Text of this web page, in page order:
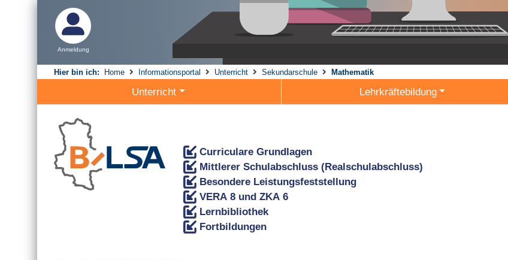
Anmeldung
Hier bin ich: Home Informationsportal Unterricht Sekundarschule Mathematik
Unterricht Lehrkräftebildung
Curriculare Grundlagen
Mittlerer Schulabschluss (Realschulabschluss)
Besondere Leistungsfeststellung
VERA 8 und ZKA 6
Lernbibliothek
Fortbildungen